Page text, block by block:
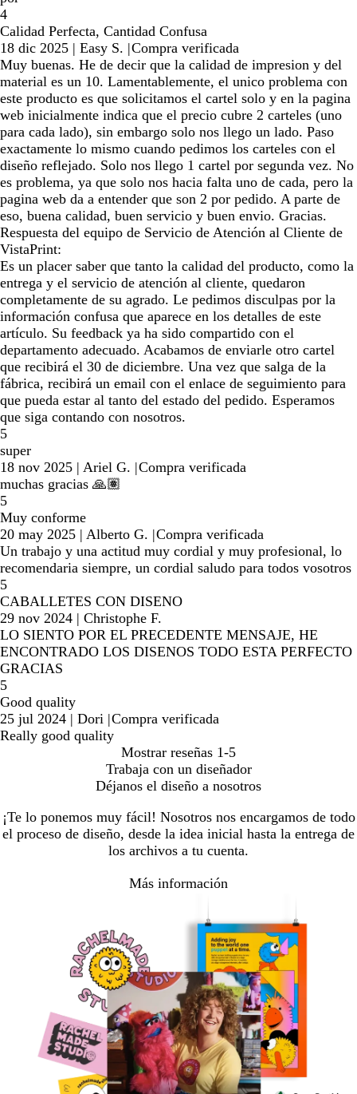
4
Calidad Perfecta, Cantidad Confusa
18 dic 2025 | Easy S. |Compra verificada
Muy buenas. He de decir que la calidad de impresion y del
material es un 10. Lamentablemente, el unico problema con
este producto es que solicitamos el cartel solo y en la pagina
web inicialmente indica que el precio cubre 2 carteles (uno
para cada lado), sin embargo solo nos llego un lado. Paso
exactamente lo mismo cuando pedimos los carteles con el
diseño reflejado. Solo nos llego 1 cartel por segunda vez. No
es problema, ya que solo nos hacia falta uno de cada, pero la
pagina web da a entender que son 2 por pedido. A parte de
eso, buena calidad, buen servicio y buen envio. Gracias.
Respuesta del equipo de Servicio de Atención al Cliente de
VistaPrint:
Es un placer saber que tanto la calidad del producto, como la
entrega y el servicio de atención al cliente, quedaron
completamente de su agrado. Le pedimos disculpas por la
información confusa que aparece en los detalles de este
artículo. Su feedback ya ha sido compartido con el
departamento adecuado. Acabamos de enviarle otro cartel
que recibirá el 30 de diciembre. Una vez que salga de la
fábrica, recibirá un email con el enlace de seguimiento para
que pueda estar al tanto del estado del pedido. Esperamos
que siga contando con nosotros.
5
super
18 nov 2025 | Ariel G. |Compra verificada
muchas gracias 🙏🏽
5
Muy conforme
20 may 2025 | Alberto G. |Compra verificada
Un trabajo y una actitud muy cordial y muy profesional, lo
recomendaria siempre, un cordial saludo para todos vosotros
5
CABALLETES CON DISENO
29 nov 2024 | Christophe F.
LO SIENTO POR EL PRECEDENTE MENSAJE, HE
ENCONTRADO LOS DISENOS TODO ESTA PERFECTO
GRACIAS
5
Good quality
25 jul 2024 | Dori |Compra verificada
Really good quality
Mostrar reseñas 1-5
Trabaja con un diseñador
Déjanos el diseño a nosotros
¡Te lo ponemos muy fácil! Nosotros nos encargamos de todo
el proceso de diseño, desde la idea inicial hasta la entrega de
los archivos a tu cuenta.
Más información